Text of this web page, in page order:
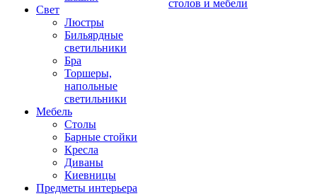
Свет
Люстры
Бильярдные
светильники
Бра
Торшеры,
напольные
светильники
Мебель
Столы
Барные стойки
Кресла
Диваны
Киевницы
Предметы интерьера
столов и мебели